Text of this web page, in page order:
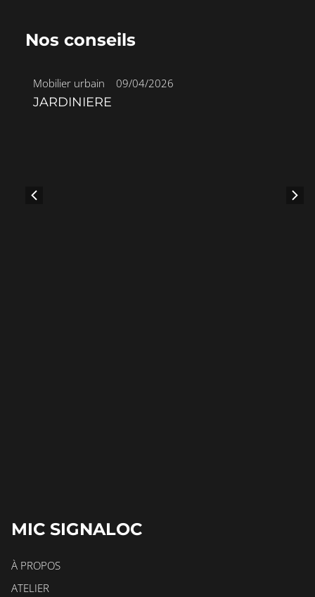
Nos conseils
Mobilier urbain 09/04/2026
JARDINIERE
MIC SIGNALOC
À PROPOS
ATELIER